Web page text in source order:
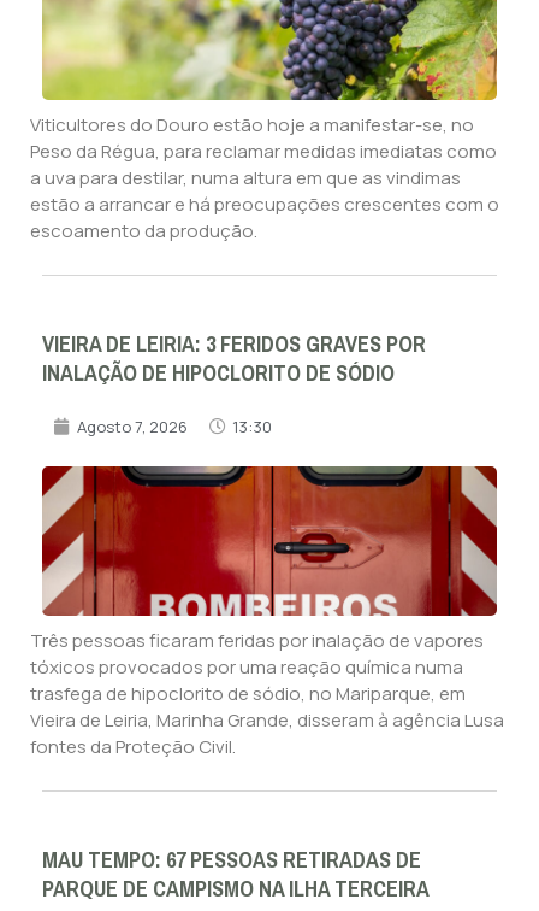
Viticultores do Douro estão hoje a manifestar-se, no
Peso da Régua, para reclamar medidas imediatas como
a uva para destilar, numa altura em que as vindimas
estão a arrancar e há preocupações crescentes com o
escoamento da produção.
VIEIRA DE LEIRIA: 3 FERIDOS GRAVES POR
INALAÇÃO DE HIPOCLORITO DE SÓDIO
Agosto 7, 2026 13:30
Três pessoas ficaram feridas por inalação de vapores
tóxicos provocados por uma reação química numa
trasfega de hipoclorito de sódio, no Mariparque, em
Vieira de Leiria, Marinha Grande, disseram à agência Lusa
fontes da Proteção Civil.
MAU TEMPO: 67 PESSOAS RETIRADAS DE
PARQUE DE CAMPISMO NA ILHA TERCEIRA